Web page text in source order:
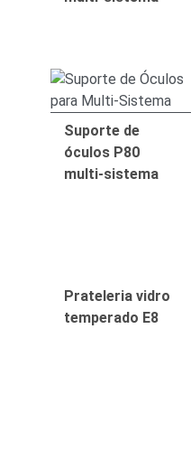
Suporte de
óculos P80
multi-sistema
Prateleria vidro
temperado E8